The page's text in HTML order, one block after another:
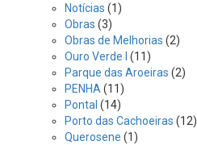
Notícias (1)
Obras (3)
Obras de Melhorias (2)
Ouro Verde I
(11)
Parque das Aroeiras (2)
PENHA (11)
Pontal (14)
Porto das Cachoeiras (12)
Querosene (1)